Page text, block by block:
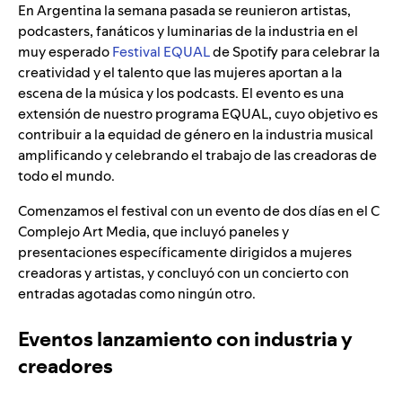
En Argentina la semana pasada se reunieron artistas,
podcasters, fanáticos y luminarias de la industria en el
muy esperadoFestival EQUALde Spotify para celebrar la
creatividad y el talento que las mujeres aportan a la
escena de la música y los podcasts. El evento es una
extensión de nuestro programa EQUAL, cuyo objetivo es
contribuir a la equidad de género en la industria musical
amplificando y celebrando el trabajo de las creadoras de
todo el mundo.
Comenzamos el festival con un evento de dos días en el C
Complejo Art Media, que incluyó paneles y
presentaciones específicamente dirigidos a mujeres
creadoras y artistas, y concluyó con un concierto con
entradas agotadas como ningún otro.
Eventos lanzamiento con industria y
creadores